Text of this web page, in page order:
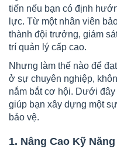
tiến nếu bạn có định
lực. Từ một nhân viên
thành đội trưởng, giám
trí quản lý cấp cao.
Nhưng làm thế nào để
ở sự chuyên nghiệp,
nắm bắt cơ hội. Dưới
giúp bạn xây dựng một
bảo vệ.
1. Nâng Cao Kỹ